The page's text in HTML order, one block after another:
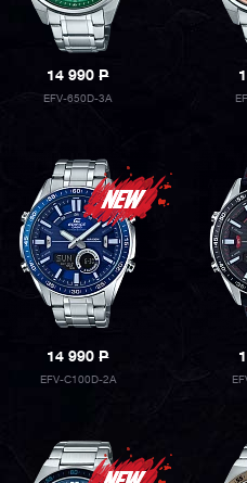
14 990P
EFV-650D-3A
14 990P
EFV-C100D-2A